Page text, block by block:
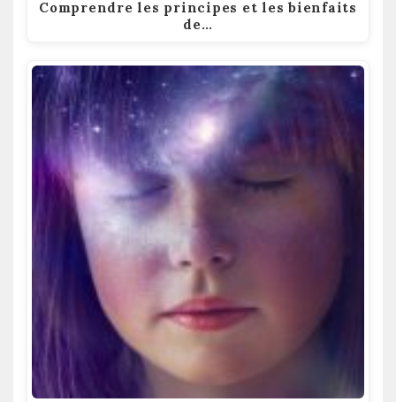
Comprendre les principes et les bienfaits
de…